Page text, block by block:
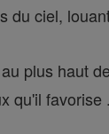
du ciel,
plus haut
qu'il favorise .